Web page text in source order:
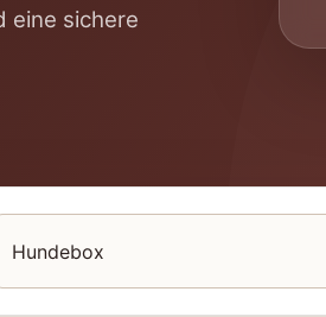
eine sichere